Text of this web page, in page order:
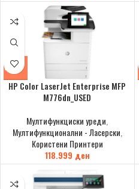
HP Color LaserJet Enterprise MFP
M776dn_USED
Мултифункциски уреди
Мултифункционални - Ласерски
Користени Принтери
118.999 ден